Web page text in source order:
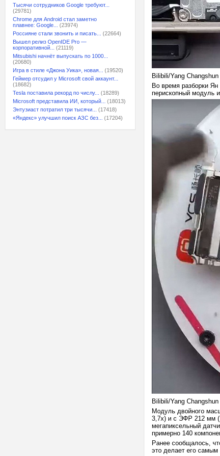
Тысячи сотрудников Google требуют...
(29781)
Chrome для Android стал заметно
плавнее: Google...
(23974)
Россияне стали звонить и писать...
(22664)
Вышел релиз OpenIDE Pro —
корпоративной...
(21119)
Mitsubishi начнёт выпускать по 1000...
(20680)
Игра в стиле «Джона Уика», новая...
(19520)
Геймер отсудил у Microsoft свой аккаунт...
(18682)
Tesla поставила рекорд по числу...
(18289)
Microsoft представила ИИ, который...
(18013)
Энтузиаст потратил три тысячи...
(17418)
«Яндекс» улучшил поиск АЗС без...
(17204)
Bilibili/Yang Changshun
Во время разборки
перископный модуль
Bilibili/Yang Changshun
Модуль двойного
3,7x) и с ЭФР 212 мм
мегапиксельный
примерно 140
Ранее сообщалось,
это делает его